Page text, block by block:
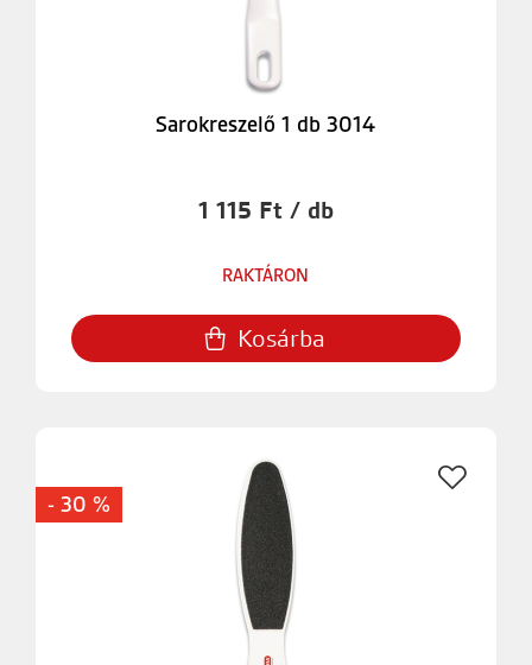
Sarokreszelő 1 db 3014
1 115 Ft / db
RAKTÁRON
Kosárba
- 30 %